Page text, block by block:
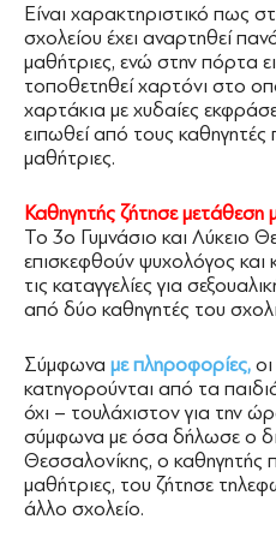
Είναι χαρακτηριστικό πως
σχολείου έχει αναρτηθεί
μαθήτριες, ενώ στην πόρτα
τοποθετηθεί χαρτόνι στο
χαρτάκια με χυδαίες
ειπωθεί από τους καθηγητές
μαθήτριες.
Καθηγητής ζήτησε μετάθεση
Το 3ο Γυμνάσιο και Λύκειο
επισκεφθούν ψυχολόγος και
τις καταγγελίες για
από δύο καθηγητές του
Σύμφωνα με πληροφορίες,
κατηγορούνται από τα
όχι – τουλάχιστον για την
σύμφωνα με όσα δήλωσε ο
Θεσσαλονίκης, ο καθηγητής
μαθήτριες, του ζήτησε
άλλο σχολείο.